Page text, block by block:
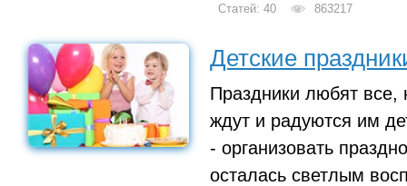
Статей: 40 863217
Детские
Праздники любят все,
ждут и радуются им
- организовать
осталась светлым